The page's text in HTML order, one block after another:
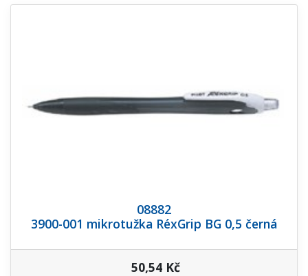
08882
3900-001 mikrotužka RéxGrip BG 0,5 černá
50,54 Kč